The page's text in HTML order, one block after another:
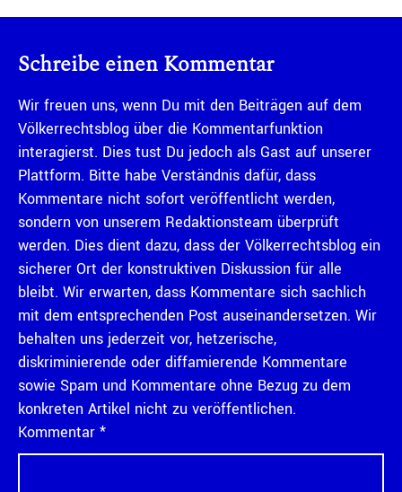
Schreibe einen Kommentar
Wir freuen uns, wenn Du mit den Beiträgen auf dem
Völkerrechtsblog über die Kommentarfunktion
interagierst. Dies tust Du jedoch als Gast auf unserer
Plattform. Bitte habe Verständnis dafür, dass
Kommentare nicht sofort veröffentlicht werden,
sondern von unserem Redaktionsteam überprüft
werden. Dies dient dazu, dass der Völkerrechtsblog ein
sicherer Ort der konstruktiven Diskussion für alle
bleibt. Wir erwarten, dass Kommentare sich sachlich
mit dem entsprechenden Post auseinandersetzen. Wir
behalten uns jederzeit vor, hetzerische,
diskriminierende oder diffamierende Kommentare
sowie Spam und Kommentare ohne Bezug zu dem
konkreten Artikel nicht zu veröffentlichen.
Kommentar *